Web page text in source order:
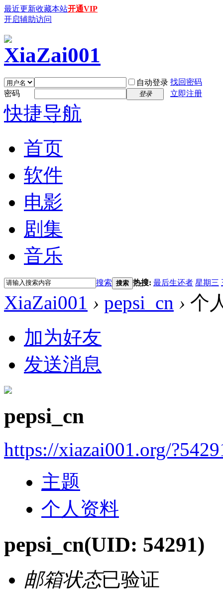
最近更新收藏本站开通VIP
开启辅助访问
自动登录 找回密码
密码
登录 立即注册
快捷导航
首页
软件
电影
剧集
音乐
搜索 搜索 热搜: 最后生还者 星期三
XiaZai001 › pepsi_cn › 个
加为好友
发送消息
pepsi_cn
https://xiazai001.org/
主题
个人资料
pepsi_cn(UID: 54291)
邮箱状态已验证